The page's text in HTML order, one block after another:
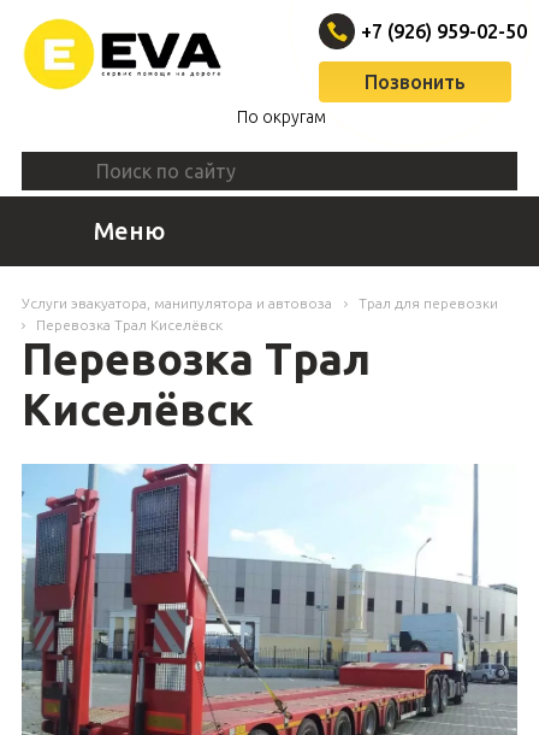
По округам
+7 (926) 959-02-50
Позвонить
Меню
Услуги эвакуатора, манипулятора и автовоза
Трал для перевозки
Перевозка Трал Киселёвск
Перевозка Трал
Киселёвск